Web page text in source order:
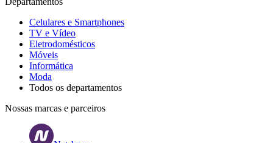
Celulares e Smartphones
TV e Vídeo
Eletrodomésticos
Móveis
Informática
Moda
Todos os departamentos
Nossas marcas e parceiros